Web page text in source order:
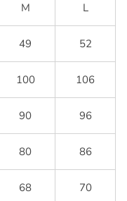
M L
49 52
100 106
90 96
80 86
68 70